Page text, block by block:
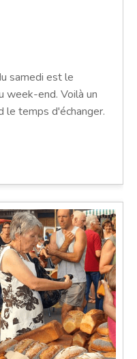
samedi est le
week-end. Voilà un
le temps d'échanger.